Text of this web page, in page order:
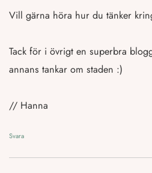
Vill gärna höra hur du tänker
Tack för i övrigt en superbra
annans tankar om staden :)
// Hanna
Svara